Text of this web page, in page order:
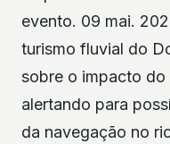
evento. 09 mai.
turismo fluvial do
sobre o impacto
alertando para
da navegação no